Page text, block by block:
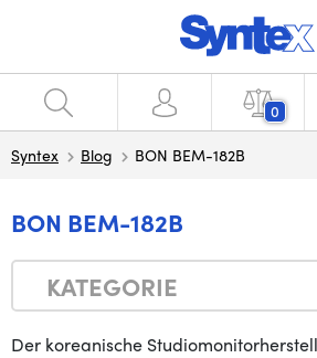
0
Syntex Blog BON BEM-182B
BON BEM-182B
KATEGORIE
Der koreanische